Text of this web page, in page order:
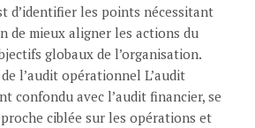
d’identifier les points nécessitant
de mieux aligner les actions du
globaux de l’organisation.
l’audit opérationnel L’audit
confondu avec l’audit financier, se
ciblée sur les opérations et